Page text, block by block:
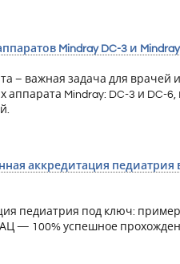
Mindray DC-3 и
– важная задача для
Mindray: DC-3 и DC-6,
аккредитация педиатрия
педиатрия под ключ:
— 100% успешное